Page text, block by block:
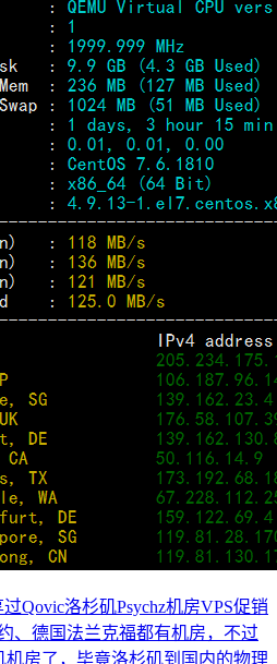
Qovic洛杉矶Psychz机房VPS促销
、德国法兰克福都有机房，不过
房了，毕竟洛杉矶到国内的物理